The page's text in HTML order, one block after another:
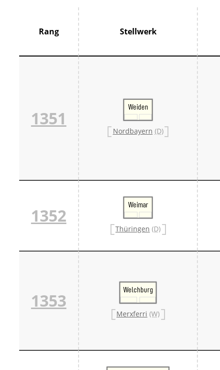
France
Italien
Schweiz
Weitere
Rang Stellwerk
1351
Weiden
Nordbayern (D)
1352
Weimar
Thüringen (D)
1353
Welchburg
Merxferri (W)